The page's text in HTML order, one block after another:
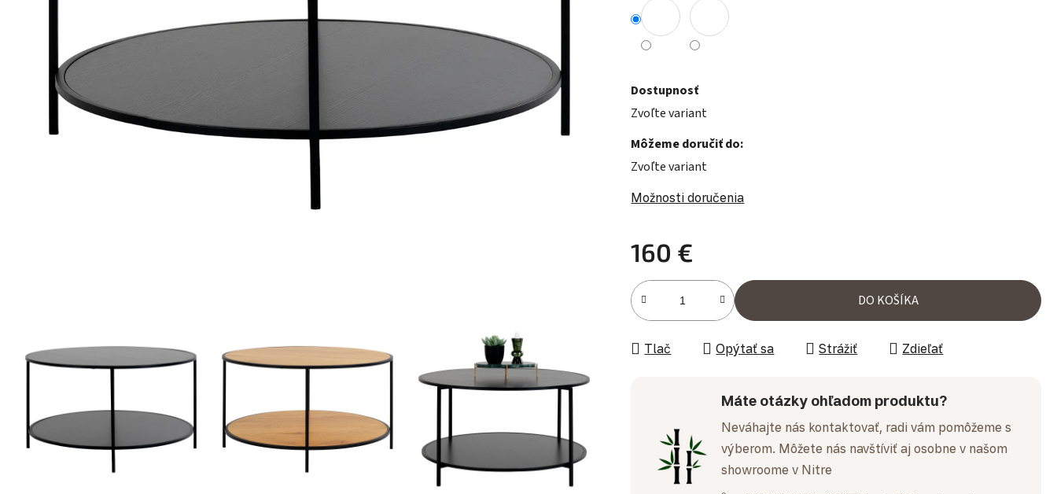
Dostupnosť
Zvoľte variant
Môžeme doručiť do:
Zvoľte variant
Možnosti doručenia
160 €
Jednotková cena:
DO KOŠÍKA
Tlač Opýtať sa Strážiť Zdieľať
Máte otázky ohľadom produktu?
Neváhajte nás kontaktovať, radi vám pomôžeme s
výberom. Môžete nás navštíviť aj osobne v našom
showroome v Nitre